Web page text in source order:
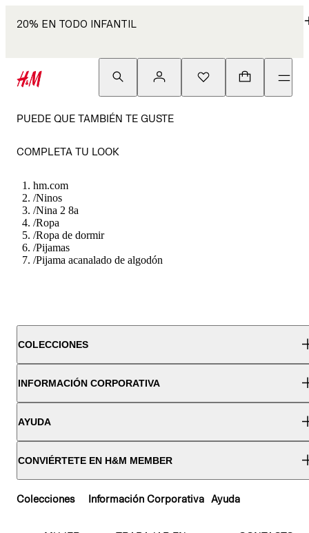
20% EN TODO INFANTIL
PUEDE QUE TAMBIÉN TE GUSTE
COMPLETA TU LOOK
hm.com
/Ninos
/Nina 2 8a
/Ropa
/Ropa de dormir
/Pijamas
/Pijama acanalado de algodón
COLECCIONES
INFORMACIÓN CORPORATIVA
AYUDA
CONVIÉRTETE EN H&M MEMBER
Colecciones Información Corporativa Ayuda